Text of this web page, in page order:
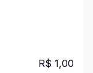
R$ 1,00